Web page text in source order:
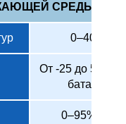
СРЕДЫ
0–40 °C
От -25 до 55 °C
батарей)
0–95% отн.